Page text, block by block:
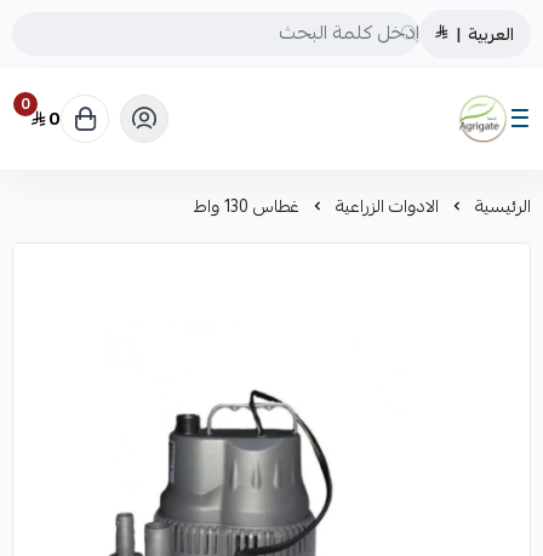
العربية |
Saudiagrigate
0 0
الرئيسية الادوات الزراعية غطاس 130 واط